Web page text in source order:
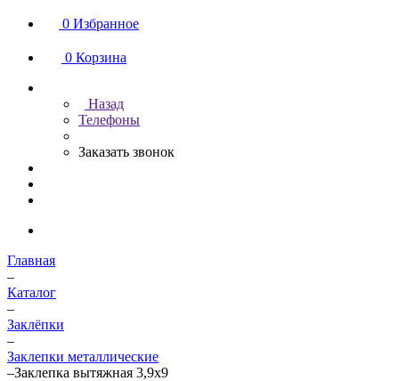
0 Избранное
0 Корзина
Назад
Телефоны
Заказать звонок
Главная
–
Каталог
–
Заклёпки
–
Заклепки металлические
–Заклепка вытяжная 3,9х9